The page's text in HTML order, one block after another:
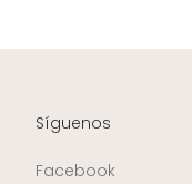
Síguenos
Facebook